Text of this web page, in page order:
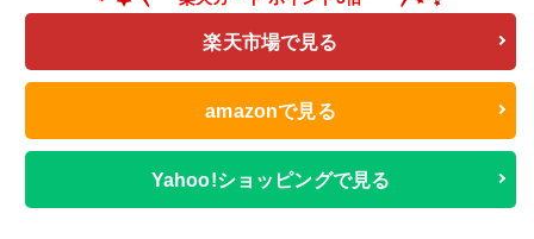
楽天市場で見る
amazonで見る
Yahoo!ショッピングで見る